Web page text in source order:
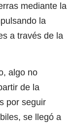
mediante la
la
a través de la
algo no
de la
por seguir
se llegó a